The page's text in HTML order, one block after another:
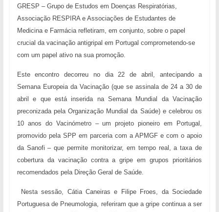
GRESP – Grupo de Estudos em Doenças Respiratórias,
Associação RESPIRA e Associações de Estudantes de
Medicina e Farmácia refletiram, em conjunto, sobre o papel
crucial da vacinação antigripal em Portugal comprometendo-se
com um papel ativo na sua promoção.
Este encontro decorreu no dia 22 de abril, antecipando a
Semana Europeia da Vacinação (que se assinala de 24 a 30 de
abril e que está inserida na Semana Mundial da Vacinação
preconizada pela Organização Mundial da Saúde) e celebrou os
10 anos do Vacinómetro – um projeto pioneiro em Portugal,
promovido pela SPP em parceria com a APMGF e com o apoio
da Sanofi – que permite monitorizar, em tempo real, a taxa de
cobertura da vacinação contra a gripe em grupos prioritários
recomendados pela Direção Geral de Saúde.
Nesta sessão, Cátia Caneiras e Filipe Froes, da Sociedade
Portuguesa de Pneumologia, referiram que a gripe continua a ser